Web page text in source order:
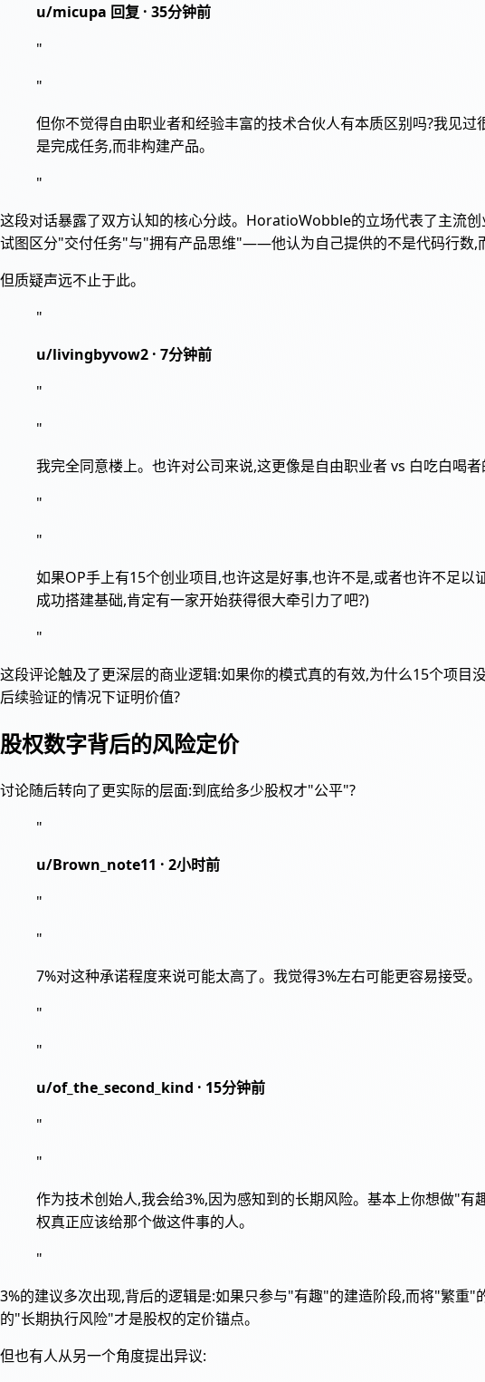
u/micupa 回复 · 35分钟前
"
"
但你不觉得自由职业者和经验丰富的技术合伙人有本质区别吗?我见
是完成任务,而非构建产品。
"
这段对话暴露了双方认知的核心分歧。HoratioWobble的立场代表了主流
试图区分"交付任务"与"拥有产品思维"——他认为自己提供的不是代码行数,
但质疑声远不止于此。
"
u/livingbyvow2 · 7分钟前
"
"
我完全同意楼上。也许对公司来说,这更像是自由职业者 vs 白吃白喝
"
"
如果OP手上有15个创业项目,也许这是好事,也许不是,或者也许不足
成功搭建基础,肯定有一家开始获得很大牵引力了吧?)
"
这段评论触及了更深层的商业逻辑:如果你的模式真的有效,为什么15个项
后续验证的情况下证明价值?
股权数字背后的风险定价
讨论随后转向了更实际的层面:到底给多少股权才"公平"?
"
u/Brown_note11 · 2小时前
"
"
7%对这种承诺程度来说可能太高了。我觉得3%左右可能更容易接受。
"
"
u/of_the_second_kind · 15分钟前
"
"
作为技术创始人,我会给3%,因为感知到的长期风险。基本上你想做"
权真正应该给那个做这件事的人。
"
3%的建议多次出现,背后的逻辑是:如果只参与"有趣"的建造阶段,而将"繁重
的"长期执行风险"才是股权的定价锚点。
但也有人从另一个角度提出异议: